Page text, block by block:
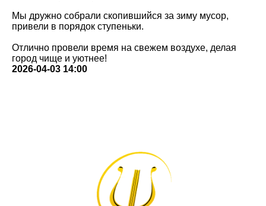
Мы дружно собрали скопившийся за зиму мусор,
привели в порядок ступеньки.
Отлично провели время на свежем воздухе, делая
город чище и уютнее!
2026-04-03 14:00